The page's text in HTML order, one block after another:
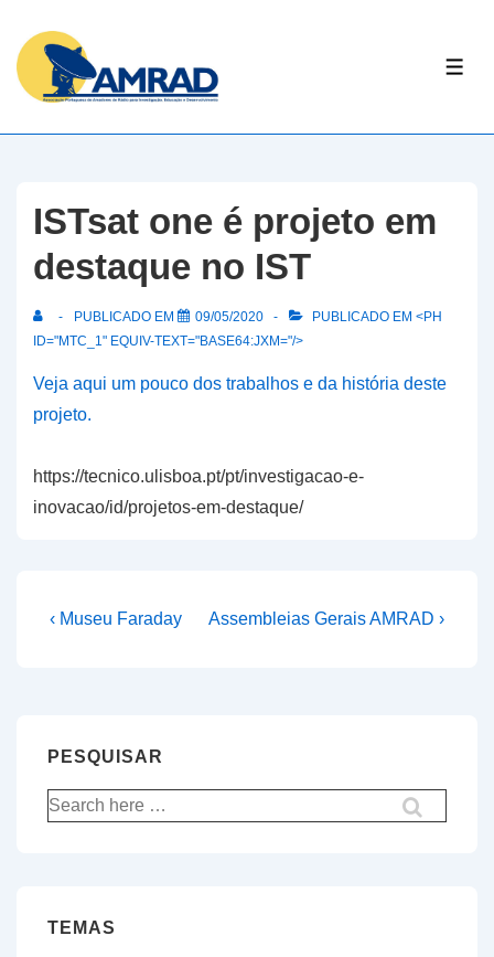
Skip
Content
ISTsat one é projeto em
destaque no IST
PUBLICADO EM 09/05/2020
PUBLICADO EM <PH
ID="MTC_1" EQUIV-TEXT="BASE64:JXM="/>
Veja aqui um pouco dos trabalhos e da história deste
projeto.
https://tecnico.ulisboa.pt/pt/investigacao-e-
inovacao/id/projetos-em-destaque/
Navegação
Previous
‹ Museu Faraday
Next
Assembleias Gerais AMRAD ›
PESQUISAR
Pesquisar
por:
TEMAS